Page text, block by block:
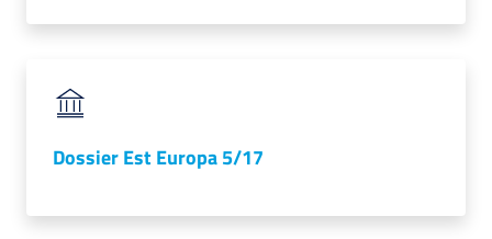
Dossier Est Europa 5/17